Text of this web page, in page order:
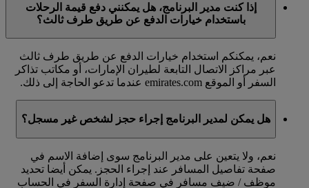
إذا كنت مدير البرنامج، هل يمكنني دفع قيمة الرحلات
باستخدام خيارات الدفع عن طريق طرف ثالث؟
نعم، يمكنكم استخدام خيارات الدفع عن طريق طرف ثالث
عبر مراكز الاتصال التابعة لطيران الإمارات، أو مكاتب تذاكر
السفر أو الموقع emirates.com عندما تدعو الحاجة إلى ذلك.
هل يمكن لمدير البرنامج إجراء حجز لشخص غير مسجل؟
نعم، ولا يتعين على مدير البرنامج سوى إضافة الاسم في
صفحة تفاصيل المسافر عند إجراء الحجز. يمكن أيضا تحديد
موظف / ضيف مسافر في صفحة إدارة السفر في الحساب